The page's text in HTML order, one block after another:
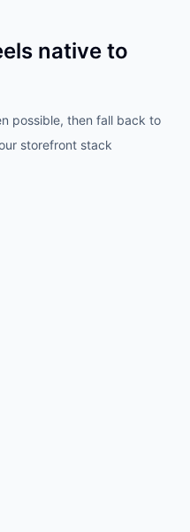
native to
possible, then fall back to
storefront stack